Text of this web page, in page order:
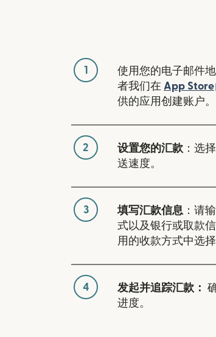
1 使用您的电子邮件地
者我们在 App Store
供的应用创建账户。
2 设置您的汇款 ：选
送速度。
3 填写汇款信息 ：请
式以及银行或取款
用的收款方式中选择
4 发起并追踪汇款：
进度。